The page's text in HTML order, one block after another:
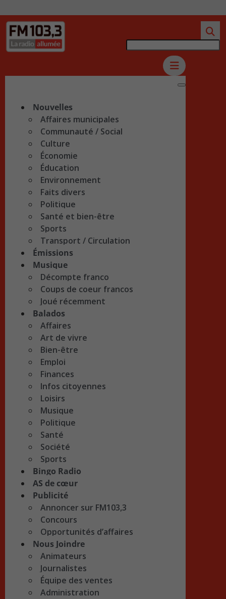
Nouvelles
Affaires municipales
Communauté / Social
Culture
Économie
Éducation
Environnement
Faits divers
Politique
Santé et bien-être
Sports
Transport / Circulation
Émissions
Musique
Décompte franco
Coups de coeur francos
Joué récemment
Balados
Affaires
Art de vivre
Bien-être
Emploi
Finances
Infos citoyennes
Loisirs
Musique
Politique
Santé
Société
Sports
Bingo Radio
AS de cœur
Publicité
Annoncer sur FM103,3
Concours
Opportunités d’affaires
Nous Joindre
Animateurs
Journalistes
Équipe des ventes
Administration